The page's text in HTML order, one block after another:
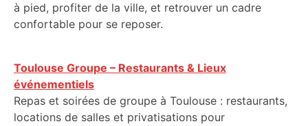
à pied, profiter de la ville, et retrouver un cadre
confortable pour se reposer.
Toulouse Groupe – Restaurants & Lieux
événementiels
Repas et soirées de groupe à Toulouse : restaurants,
locations de salles et privatisations pour